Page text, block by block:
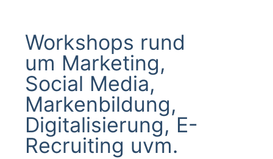
Workshops rund
um Marketing,
Social Media,
Markenbildung,
Digitalisierung, E-
Recruiting uvm.